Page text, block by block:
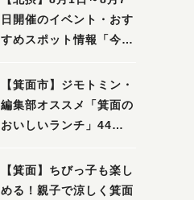
日開催のイベント・おす
すめスポット情報「今週
面・吹田・池田・茨木・
高槻）
【箕面市】ジモトミン・
編集部オススメ「箕面の
おいしいランチ」44
から穴場まで！〜
【箕面】ちびっ子も楽し
める！親子で涼しく箕面